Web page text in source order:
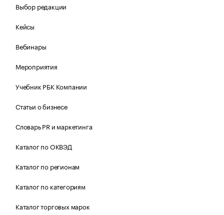
Выбор редакции
Кейсы
Вебинары
Мероприятия
Учебник РБК Компании
Статьи о бизнесе
Словарь PR и маркетинга
Каталог по ОКВЭД
Каталог по регионам
Каталог по категориям
Каталог торговых марок